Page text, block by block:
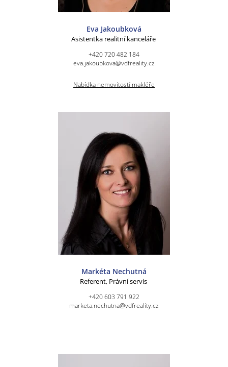
Eva Jakoubková
Asistentka realitní kanceláře
+420 720 482 184
eva.jakoubkova@vdfreality.cz
Nabídka nemovitostí makléře
Markéta Nechutná
Referent, Právní servis
+420 603 791 922
marketa.nechutna@vdfreality.cz